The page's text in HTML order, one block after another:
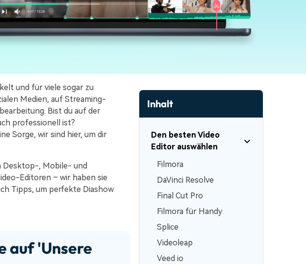
Mehr erfahren 👉
und für viele sogar zu
Medien, auf Streaming-
Bist du auf der
professionell ist?
Sorge, wir sind hier, um dir
Desktop-, Mobile- und
Editoren – wir haben sie
Tipps, um perfekte Diashow
auf 'Unsere
Inhalt
Den besten Video
Editor auswählen
Filmora
DaVinci Resolve
Final Cut Pro
Filmora für Handy
Splice
Videoleap
Veed io